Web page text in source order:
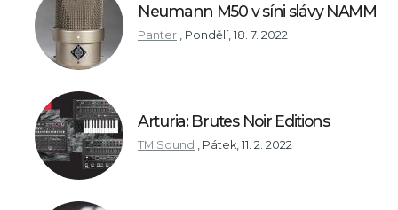
Neumann M50 v síni slávy NAMM
Panter , Pondělí, 18. 7. 2022
Arturia: Brutes Noir Editions
TM Sound , Pátek, 11. 2. 2022